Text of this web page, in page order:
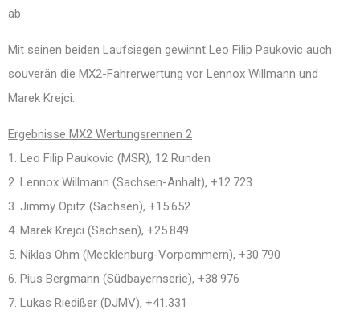
ab.
Mit seinen beiden Laufsiegen gewinnt Leo Filip Paukovic auch
souverän die MX2-Fahrerwertung vor Lennox Willmann und
Marek Krejci.
Ergebnisse MX2 Wertungsrennen 2
1. Leo Filip Paukovic (MSR), 12 Runden
2. Lennox Willmann (Sachsen-Anhalt), +12.723
3. Jimmy Opitz (Sachsen), +15.652
4. Marek Krejci (Sachsen), +25.849
5. Niklas Ohm (Mecklenburg-Vorpommern), +30.790
6. Pius Bergmann (Südbayernserie), +38.976
7. Lukas Riedißer (DJMV), +41.331